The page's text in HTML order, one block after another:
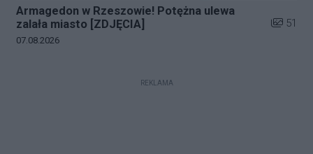
Armagedon w Rzeszowie! Potężna ulewa
zalała miasto [ZDJĘCIA]
Liczba
51
Data dodania galerii:
07.08.2026
REKLAMA